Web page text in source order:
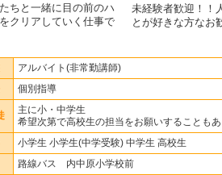
ちと一緒に目の前のハ
クリアしていく仕事で
未経験者歓迎！！
とが好きな方なお
アルバイト(非常勤講師)
個別指導
主に小・中学生
希望次第で高校生の担当をお願いすることも
小学生 小学生(中学受験) 中学生 高校生
路線バス 内中原小学校前